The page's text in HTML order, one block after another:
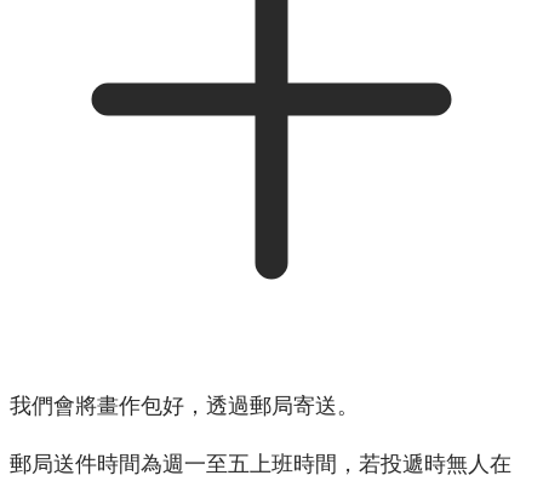
我們會將畫作包好，透過郵局寄送。
郵局送件時間為週一至五上班時間，若投遞時無人在